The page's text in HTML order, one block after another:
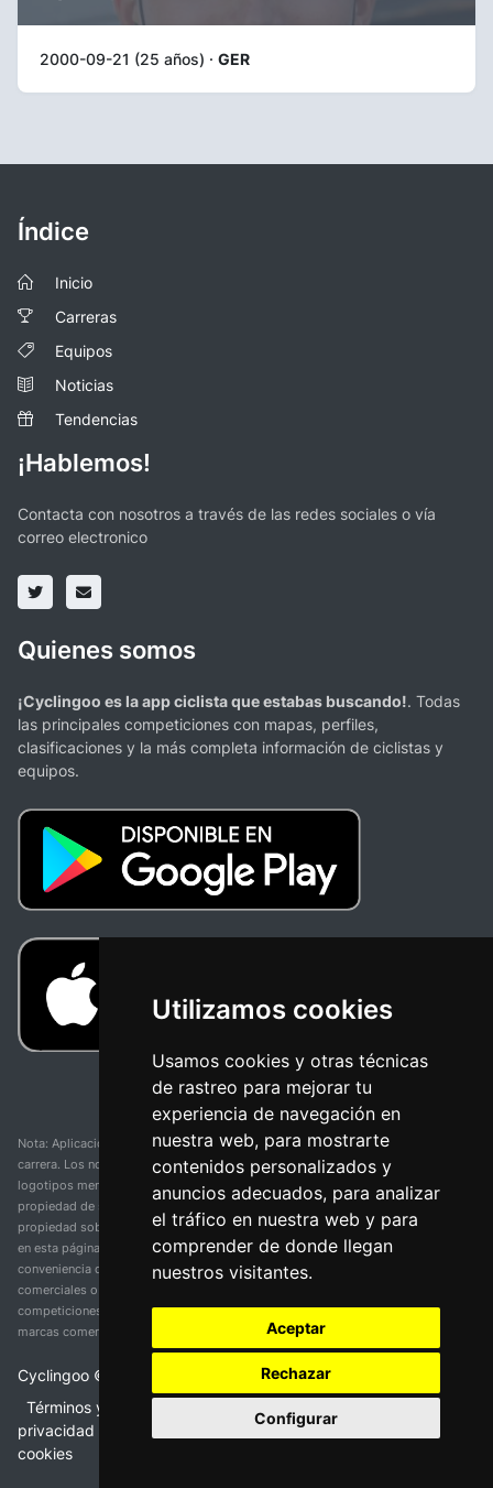
Utilizamos cookies
Usamos cookies y otras técnicas
de rastreo para mejorar tu
experiencia de navegación en
nuestra web, para mostrarte
contenidos personalizados y
anuncios adecuados, para analizar
el tráfico en nuestra web y para
comprender de donde llegan
nuestros visitantes.
Aceptar
Rechazar
Configurar
2000-09-21 (25 años) · GER
Índice
Inicio
Carreras
Equipos
Noticias
Tendencias
¡Hablemos!
Contacta con nosotros a través de las redes sociales o vía
correo electronico
Quienes somos
¡Cyclingoo es la app ciclista que estabas buscando!. Todas
las principales competiciones con mapas, perfiles,
clasificaciones y la más completa información de ciclistas y
equipos.
Nota: Aplicación y web no oficial y no relacionada con ninguna organización o
carrera. Los nombres de equipos, competiciones, marcas comerciales y
logotipos mencionados en esta página de resultados de ciclismo son
propiedad de sus respectivos dueños. No tenemos afiliación, patrocinio ni
propiedad sobre estas marcas comerciales. Toda la información proporcionada
en esta página se presenta únicamente con fines informativos y para la
conveniencia de nuestros usuarios. Cualquier uso de nombres, marcas
comerciales o logotipos tiene el único propósito de identificar equipos y
competiciones y no implica asociación o respaldo. Todos los derechos de las
marcas comerciales mencionadas aquí pertenecen a sus propietarios legítimos.
Cyclingoo ©
Términos y condiciones del servicio
privacidad
Política de cookies • Cambiar opciones de
cookies